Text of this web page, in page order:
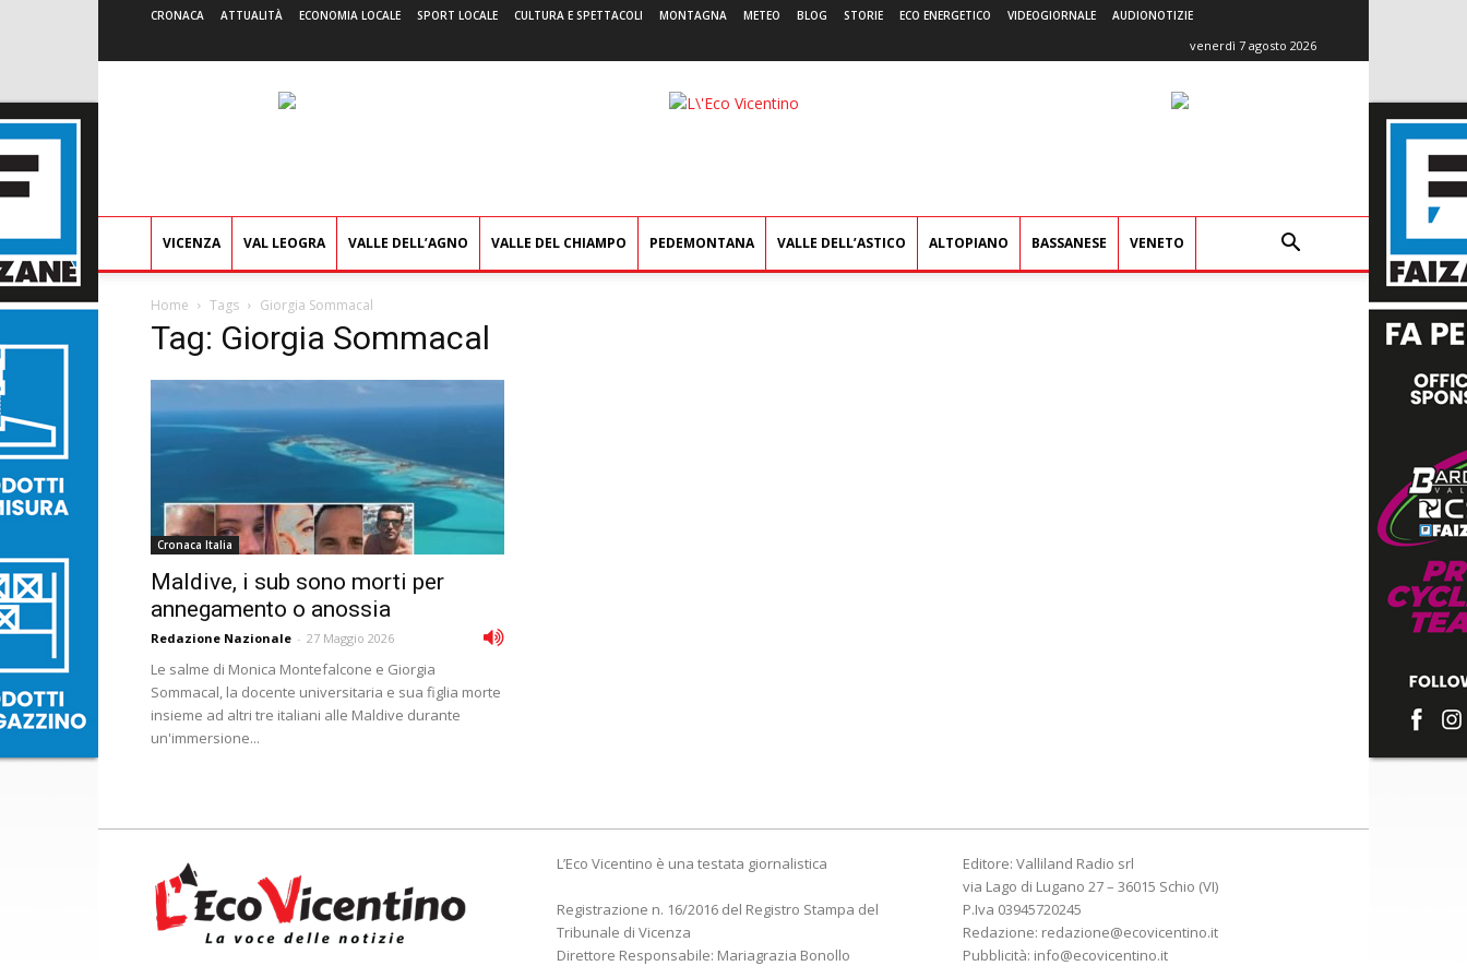
CRONACA ATTUALITÀ ECONOMIA LOCALE SPORT LOCALE CULTURA E SPETTACOLI MONTAGNA METEO BLOG STORIE ECO ENERGETICO VIDEOGIORNALE AUDIONOTIZIE
venerdì 7 agosto 2026
L'Eco
VICENZA VAL LEOGRA VALLE DELL’AGNO VALLE DEL CHIAMPO PEDEMONTANA VALLE DELL’ASTICO ALTOPIANO BASSANESE VENETO
Home Tags Giorgia Sommacal
Tag: Giorgia Sommacal
Cronaca Italia
Maldive, i sub sono morti per
annegamento o anossia
Redazione Nazionale - 27 Maggio 2026
Le salme di Monica Montefalcone e Giorgia
Sommacal, la docente universitaria e sua figlia morte
insieme ad altri tre italiani alle Maldive durante
un'immersione...
L’Eco Vicentino è una testata giornalistica
Registrazione n. 16/2016 del Registro Stampa del
Tribunale di Vicenza
Direttore Responsabile: Mariagrazia Bonollo
Editore: Valliland Radio srl
via Lago di Lugano 27 – 36015 Schio (VI)
P.Iva 03945720245
Redazione: redazione@ecovicentino.it
Pubblicità: info@ecovicentino.it